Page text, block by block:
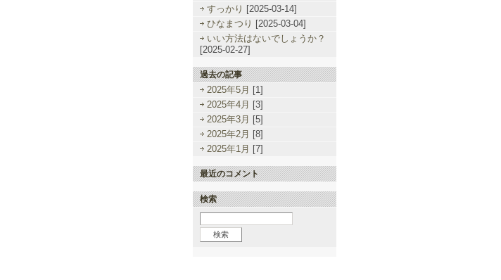
すっかり [2025-03-14]
ひなまつり [2025-03-04]
いい方法はないでしょうか？
[2025-02-27]
過去の記事
2025年5月
[1]
2025年4月
[3]
2025年3月
[5]
2025年2月
[8]
2025年1月
[7]
最近のコメント
検索